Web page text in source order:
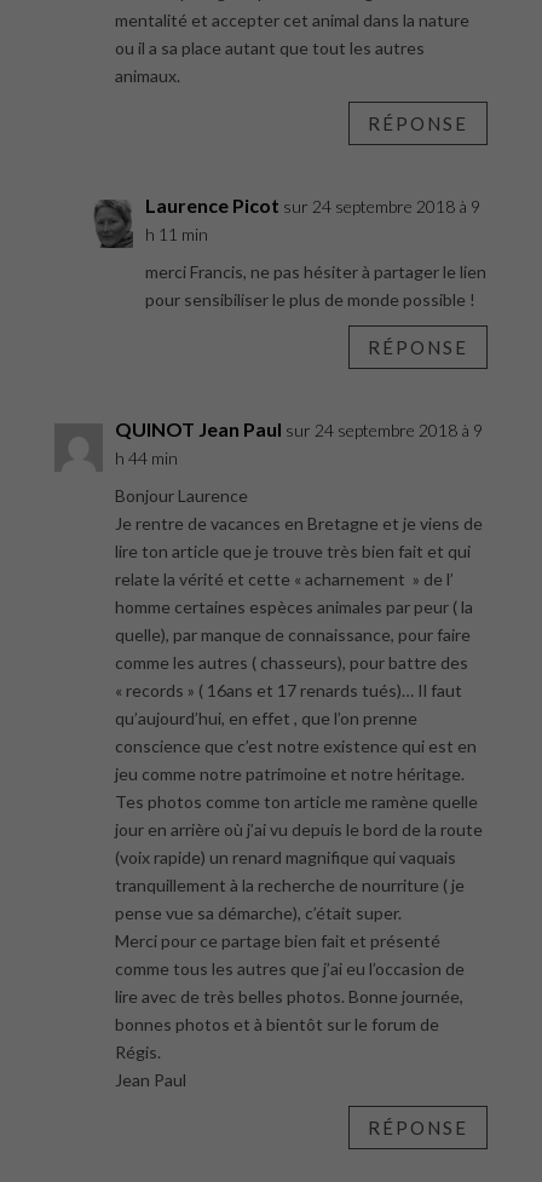
mentalité et accepter cet animal dans la nature
ou il a sa place autant que tout les autres
animaux.
RÉPONSE
Laurence Picot sur 24 septembre 2018 à 9
h 11 min
merci Francis, ne pas hésiter à partager le lien
pour sensibiliser le plus de monde possible !
RÉPONSE
QUINOT Jean Paul sur 24 septembre 2018 à 9
h 44 min
Bonjour Laurence
Je rentre de vacances en Bretagne et je viens de
lire ton article que je trouve très bien fait et qui
relate la vérité et cette « acharnement » de l’
homme certaines espèces animales par peur ( la
quelle), par manque de connaissance, pour faire
comme les autres ( chasseurs), pour battre des
« records » ( 16ans et 17 renards tués)… Il faut
qu’aujourd’hui, en effet , que l’on prenne
conscience que c’est notre existence qui est en
jeu comme notre patrimoine et notre héritage.
Tes photos comme ton article me ramène quelle
jour en arrière où j’ai vu depuis le bord de la route
(voix rapide) un renard magnifique qui vaquais
tranquillement à la recherche de nourriture ( je
pense vue sa démarche), c’était super.
Merci pour ce partage bien fait et présenté
comme tous les autres que j’ai eu l’occasion de
lire avec de très belles photos. Bonne journée,
bonnes photos et à bientôt sur le forum de
Régis.
Jean Paul
RÉPONSE